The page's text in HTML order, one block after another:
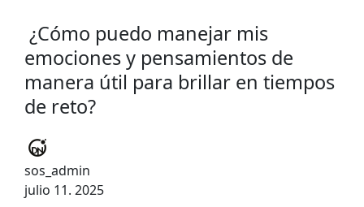
¿Cómo puedo manejar mis
emociones y pensamientos de
manera útil para brillar en tiempos
de reto?
sos_admin
julio 11. 2025